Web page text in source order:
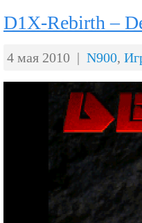
D1X-Rebirth –
4 мая 2010 | N900,